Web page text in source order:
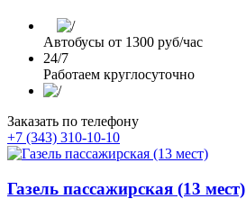
Автобусы от 1300 руб/час
24/7
Работаем круглосуточно
Заказать по телефону
+7 (343) 310-10-10
Газель пассажирская (13 мест)